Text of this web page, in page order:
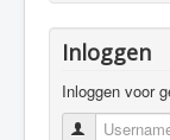
Inloggen
Inloggen voor
Username